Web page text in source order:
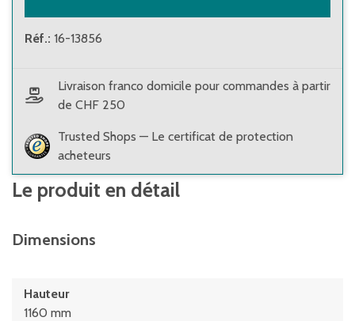
Réf.: 16-13856
Livraison franco domicile pour commandes à partir
de CHF 250
Trusted Shops — Le certificat de protection
acheteurs
Le produit en détail
Dimensions
Hauteur
1160 mm